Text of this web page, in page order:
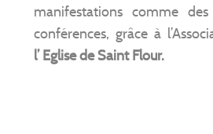
manifestations comme
conférences, grâce à
l’ Eglise de Saint Flour.